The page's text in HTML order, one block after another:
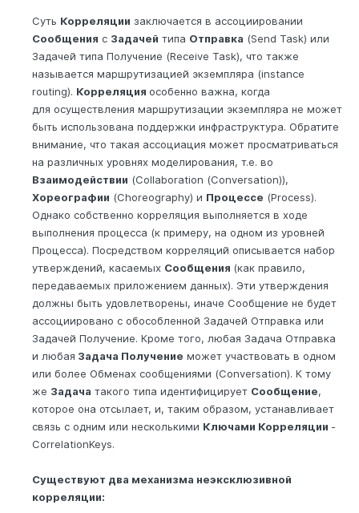
Суть Корреляции заключается в ассоциировании
Сообщения с Задачей типа Отправка (Send Task) или
Задачей типа Получение (Receive Task), что также
называется маршрутизацией экземпляра (instance
routing). Корреляция особенно важна, когда
для осуществления маршрутизации экземпляра не может
быть использована поддержки инфраструктура. Обратите
внимание, что такая ассоциация может просматриваться
на различных уровнях моделирования, т.е. во
Взаимодействии (Collaboration (Conversation)),
Хореографии (Choreography) и Процессе (Process).
Однако собственно корреляция выполняется в ходе
выполнения процесса (к примеру, на одном из уровней
Процесса). Посредством корреляций описывается набор
утверждений, касаемых Сообщения (как правило,
передаваемых приложением данных). Эти утверждения
должны быть удовлетворены, иначе Сообщение не будет
ассоциировано с обособленной Задачей Отправка или
Задачей Получение. Кроме того, любая Задача Отправка
и любая Задача Получение может участвовать в одном
или более Обменах сообщениями (Conversation). К тому
же Задача такого типа идентифицирует Сообщение,
которое она отсылает, и, таким образом, устанавливает
связь с одним или несколькими Ключами Корреляции -
CorrelationKeys.
Существуют два механизма неэксклюзивной
корреляции: